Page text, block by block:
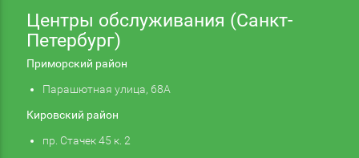
Центры обслуживания (Санкт-
Петербург)
Приморский район
Парашютная улица, 68А
Кировский район
пр. Стачек 45 к. 2